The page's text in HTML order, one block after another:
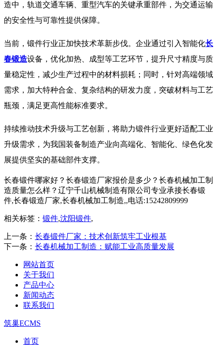
造中，轨道交通车辆、重型汽车的关键承重部件，为交通运输
的安全性与可靠性提供保障。​
当前，锻件行业正加快技术革新步伐。企业通过引入智能化长
春锻造设备，优化加热、成型等工艺环节，提升尺寸精度与质
量稳定性，减少生产过程中的材料损耗；同时，针对高端领域
需求，加大特种合金、复杂结构的研发力度，突破材料与工艺
瓶颈，满足更高性能标准要求。​
持续推动技术升级与工艺创新，将助力锻件行业更好适配工业
升级需求，为我国装备制造产业向高端化、智能化、绿色化发
展提供坚实的基础部件支撑。
长春锻件哪家好？长春锻造厂家报价是多少？长春机械加工制
造质量怎么样？辽宁千山机械制造有限公司专业承接长春锻
件,长春锻造厂家,长春机械加工制造,,电话:15242809999
相关标签： 锻件,沈阳锻件,
上一条： 长春锻件厂家：技术创新筑牢工业根基
下一条： 长春机械加工制造：赋能工业高质量发展
网站首页
关于我们
产品中心
新闻动态
联系我们
筑巢ECMS
首页